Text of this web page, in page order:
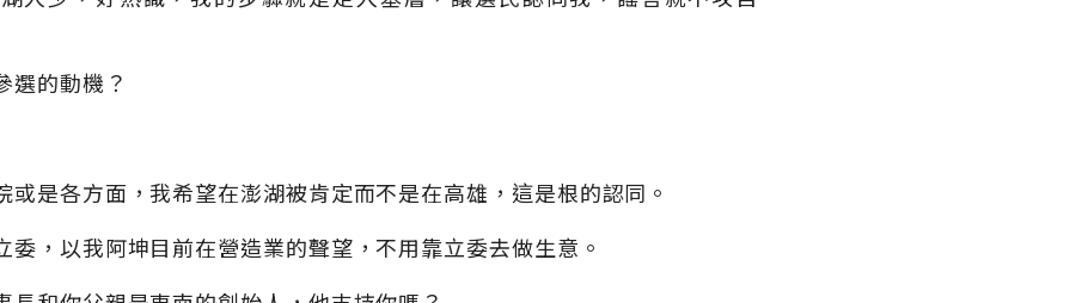
選的動機？
或是各方面，我希望在澎湖被肯定而不是在高雄，這是根的認同。
委，以我阿坤目前在營造業的聲望，不用靠立委去做生意。